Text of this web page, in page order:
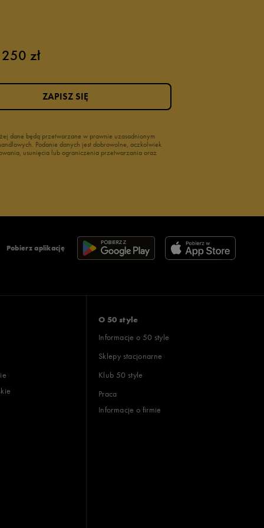
zł
dane będą przetwarzane w prawnie uzasadnionym
Podanie danych jest dobrowolne, aczkolwiek
usunięcia lub ograniczenia przetwarzania oraz
ZAPISZ SIĘ
Pobierz aplikację
O 50 style
Informacje o 50 style
Sklepy stacjonarne
Klub 50 style
Praca
Informacje o firmie